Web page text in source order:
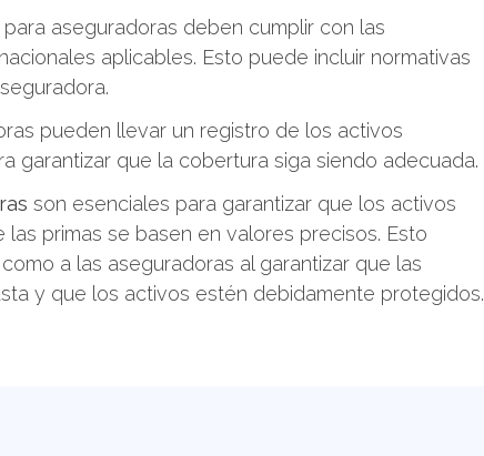
aseguradoras deben cumplir con las
aplicables. Esto puede incluir normativas
pueden llevar un registro de los activos
garantizar que la cobertura siga siendo adecuada.
son esenciales para garantizar que los activos
las primas se basen en valores precisos. Esto
a las aseguradoras al garantizar que las
y que los activos estén debidamente protegidos.